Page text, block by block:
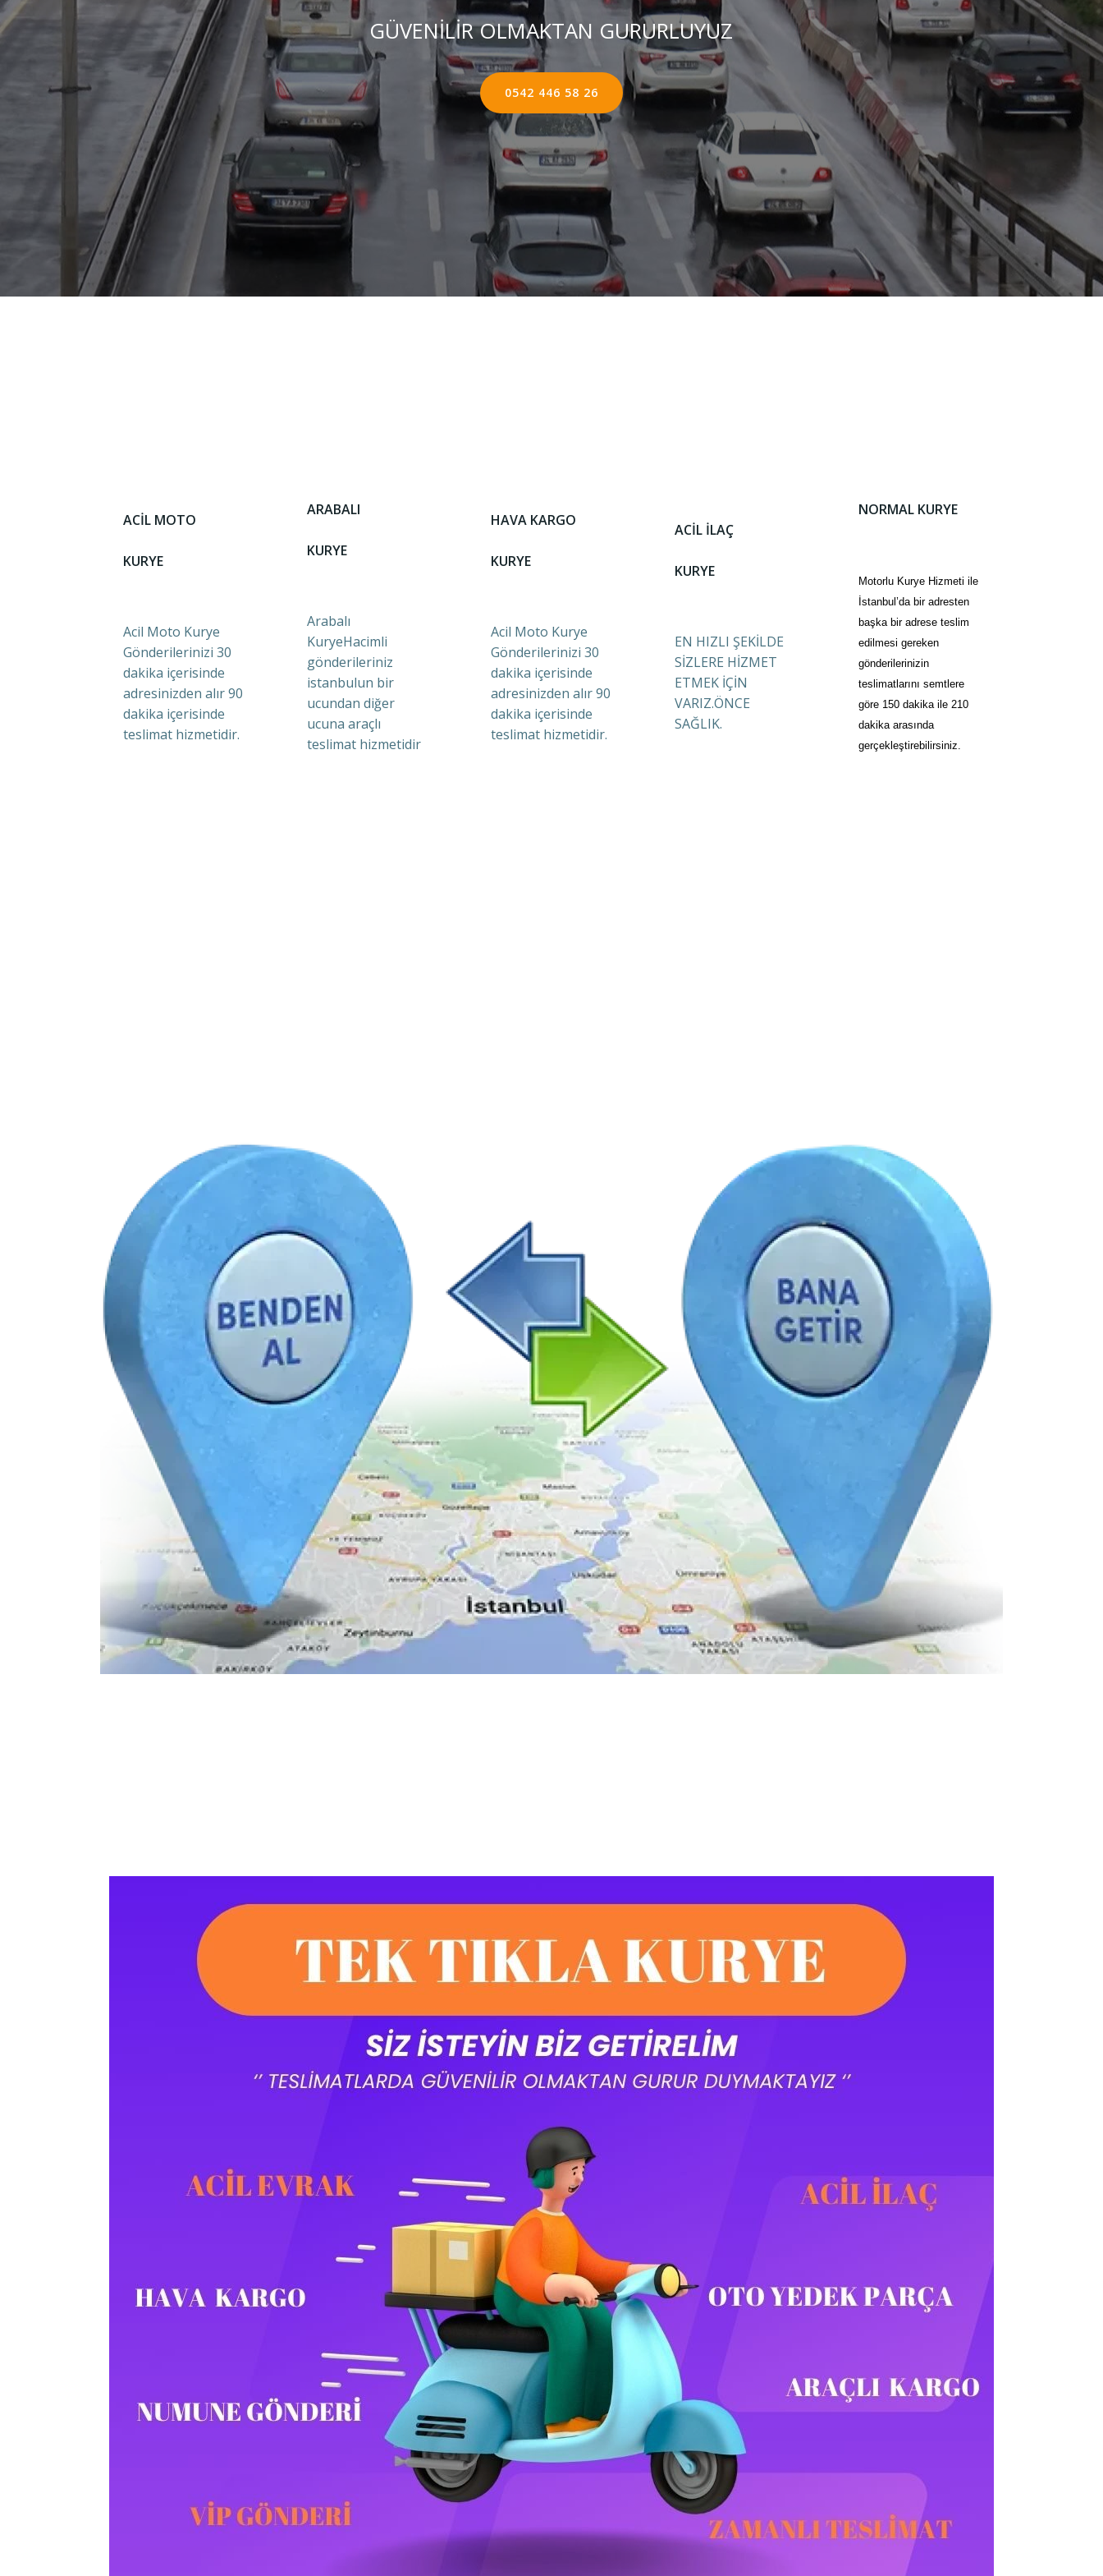
GÜVENİLİR OLMAKTAN GURURLUYUZ
0542 446 58 26
ACİL MOTO
KURYE
Acil Moto Kurye
Gönderilerinizi 30
dakika içerisinde
adresinizden alır 90
dakika içerisinde
teslimat hizmetidir.
ARABALI
KURYE
Arabalı
KuryeHacimli
gönderileriniz
istanbulun bir
ucundan diğer
ucuna araçlı
teslimat hizmetidir
HAVA KARGO
KURYE
Acil Moto Kurye
Gönderilerinizi 30
dakika içerisinde
adresinizden alır 90
dakika içerisinde
teslimat hizmetidir.
ACİL İLAÇ
KURYE
EN HIZLI ŞEKİLDE
SİZLERE HİZMET
ETMEK İÇİN
VARIZ.ÖNCE
SAĞLIK.
NORMAL KURYE
Motorlu Kurye Hizmeti ile
İstanbul’da bir adresten
başka bir adrese teslim
edilmesi gereken
gönderilerinizin
teslimatlarını semtlere
göre 150 dakika ile 210
dakika arasında
gerçekleştirebilirsiniz.